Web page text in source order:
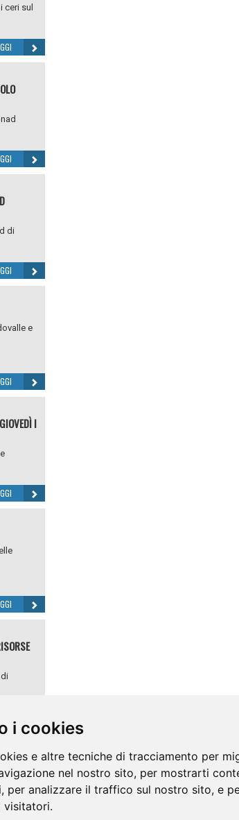
i cookies
e altre tecniche di tracciamento per
nel nostro sito, per mostrarti
per analizzare il traffico sul nostro sito, e
visitatori.
ceri sul
di
e
I